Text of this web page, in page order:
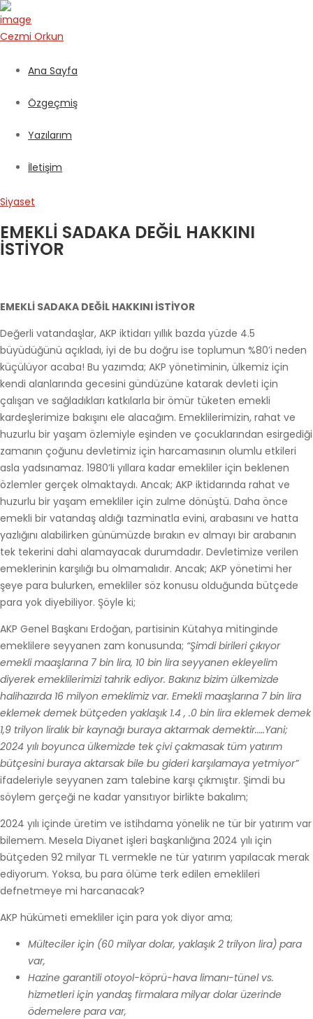
Cezmi Orkun
Ana Sayfa
Özgeçmiş
Yazılarım
İletişim
Siyaset
EMEKLİ SADAKA DEĞİL HAKKINI
İSTİYOR
EMEKLİ SADAKA DEĞİL HAKKINI İSTİYOR
Değerli vatandaşlar, AKP iktidarı yıllık bazda yüzde 4.5
büyüdüğünü açıkladı, iyi de bu doğru ise toplumun %80’i neden
küçülüyor acaba! Bu yazımda; AKP yönetiminin, ülkemiz için
kendi alanlarında gecesini gündüzüne katarak devleti için
çalışan ve sağladıkları katkılarla bir ömür tüketen emekli
kardeşlerimize bakışını ele alacağım. Emeklilerimizin, rahat ve
huzurlu bir yaşam özlemiyle eşinden ve çocuklarından esirgediği
zamanın çoğunu devletimiz için harcamasının olumlu etkileri
asla yadsınamaz. 1980’li yıllara kadar emekliler için beklenen
özlemler gerçek olmaktaydı. Ancak; AKP iktidarında rahat ve
huzurlu bir yaşam emekliler için zulme dönüştü. Daha önce
emekli bir vatandaş aldığı tazminatla evini, arabasını ve hatta
yazlığını alabilirken günümüzde bırakın ev almayı bir arabanın
tek tekerini dahi alamayacak durumdadır. Devletimize verilen
emeklerinin karşılığı bu olmamalıdır. Ancak; AKP yönetimi her
şeye para bulurken, emekliler söz konusu olduğunda bütçede
para yok diyebiliyor. Şöyle ki;
AKP Genel Başkanı Erdoğan, partisinin Kütahya mitinginde
emeklilere seyyanen zam konusunda; “Şimdi birileri çıkıyor
emekli maaşlarına 7 bin lira, 10 bin lira seyyanen ekleyelim
diyerek emeklilerimizi tahrik ediyor. Bakınız bizim ülkemizde
halihazırda 16 milyon emeklimiz var. Emekli maaşlarına 7 bin lira
eklemek demek bütçeden yaklaşık 1.4 , .0 bin lira eklemek demek
1,9 trilyon liralık bir kaynağı buraya aktarmak demektir..…Yani;
2024 yılı boyunca ülkemizde tek çivi çakmasak tüm yatırım
bütçesini buraya aktarsak bile bu gideri karşılamaya yetmiyor”
ifadeleriyle seyyanen zam talebine karşı çıkmıştır. Şimdi bu
söylem gerçeği ne kadar yansıtıyor birlikte bakalım;
2024 yılı içinde üretim ve istihdama yönelik ne tür bir yatırım var
bilemem. Mesela Diyanet işleri başkanlığına 2024 yılı için
bütçeden 92 milyar TL vermekle ne tür yatırım yapılacak merak
ediyorum. Yoksa, bu para ölüme terk edilen emeklileri
defnetmeye mi harcanacak?
AKP hükümeti emekliler için para yok diyor ama;
Mülteciler için (60 milyar dolar, yaklaşık 2 trilyon lira) para
var,
Hazine garantili otoyol-köprü-hava limanı-tünel vs.
hizmetleri için yandaş firmalara milyar dolar üzerinde
ödemelere para var,